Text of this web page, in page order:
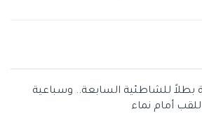
بطلاً للشاطئية السابعة.. وسباعية
أمام نماء